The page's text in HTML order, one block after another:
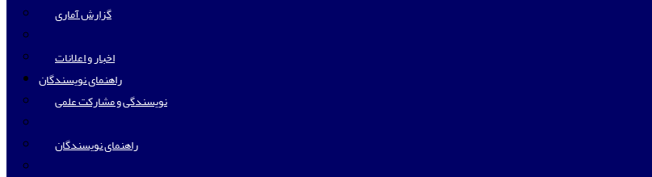
گزارش آماری
اخبار و اعلانات
راهنمای نویسندگان
نویسندگی و مشارکت علمی
راهنمای نویسندگان